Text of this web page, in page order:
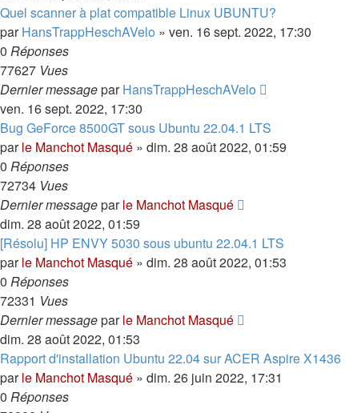
Quel scanner à plat compatible Linux UBUNTU?
parHansTrappHeschAVelo » ven. 16 sept. 2022, 17:30
0 Réponses
77627 Vues
Dernier messageparHansTrappHeschAVelo
ven. 16 sept. 2022, 17:30
Bug GeForce 8500GT sous Ubuntu 22.04.1 LTS
parle Manchot Masqué » dim. 28 août 2022, 01:59
0 Réponses
72734 Vues
Dernier messageparle Manchot Masqué
dim. 28 août 2022, 01:59
[Résolu] HP ENVY 5030 sous ubuntu 22.04.1 LTS
parle Manchot Masqué » dim. 28 août 2022, 01:53
0 Réponses
72331 Vues
Dernier messageparle Manchot Masqué
dim. 28 août 2022, 01:53
Rapport d'installation Ubuntu 22.04 sur ACER Aspire X1436
parle Manchot Masqué » dim. 26 juin 2022, 17:31
0 Réponses